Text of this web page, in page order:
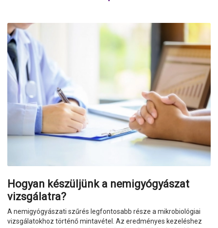
Hogyan készüljünk a nemigyógyászat
vizsgálatra?
A nemigyógyászati szűrés legfontosabb része a mikrobiológiai
vizsgálatokhoz történő mintavétel. Az eredményes kezeléshez